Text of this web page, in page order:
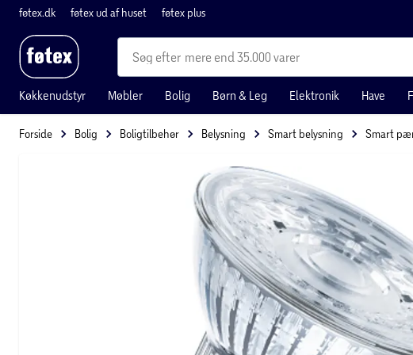
føtex.dk føtex ud af huset føtex plus
mere end 35.000 varer
Køkkenudstyr Møbler Bolig Børn & Leg Elektronik Have
Forside Bolig Boligtilbehør Belysning Smart belysning Smart